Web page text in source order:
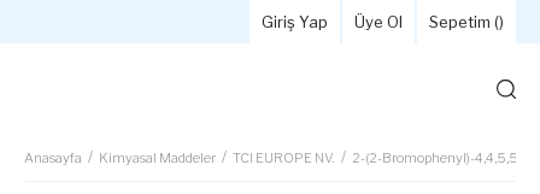
Giriş Yap Üye Ol Sepetim ()
Anasayfa Kimyasal Maddeler TCI EUROPE NV. 2-(2-Bromophenyl)-4,4,5,5-